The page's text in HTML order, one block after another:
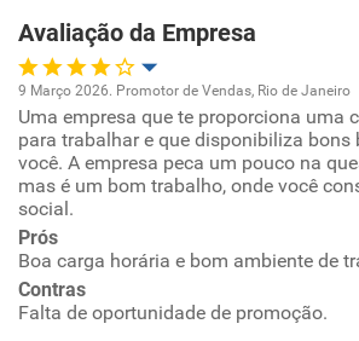
Recomenda a diretoria
Avaliação da Empresa
Oportunidade de promoção
Ambiente de trabalho
Conciliação com a vida familiar
Benefícios
9 Março 2026. Promotor de Vendas, Rio de Janeiro
Uma empresa que te proporciona uma
para trabalhar e que disponibiliza bons
você. A empresa peca um pouco na
mas é um bom trabalho, onde você
social.
Prós
Boa carga horária e bom ambiente de
Contras
Falta de oportunidade de promoção.